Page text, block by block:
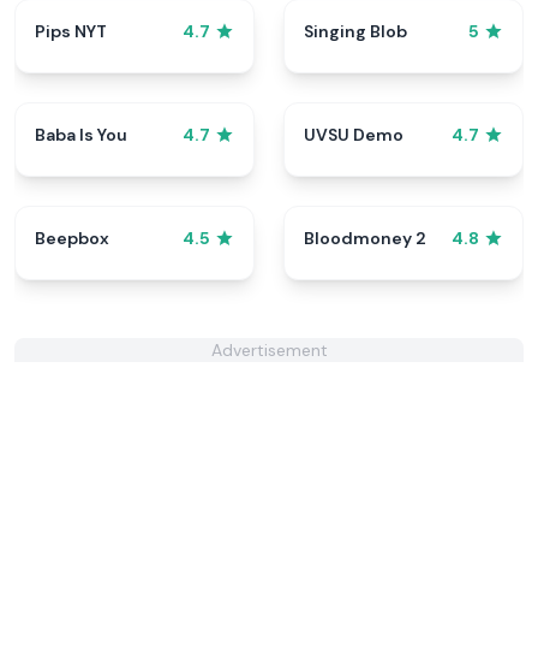
Pips NYT 4.7 Singing Blob 5
Baba Is You 4.7 UVSU Demo 4.7
Beepbox 4.5 Bloodmoney 2 4.8
Advertisement